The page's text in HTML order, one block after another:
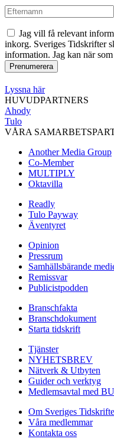
Jag vill få relevant
inkorg. Sveriges Tidskrifter
information. Jag kan när
Lyssna här
HUVUDPARTNERS
Ahody
Tulo
VÅRA
Another Media Group
Co-Member
MULTIPLY
Oktavilla
Readly
Tulo Payway
Äventyret
Opinion
Pressrum
Samhällsbärande
Remissvar
Publicistpodden
Branschfakta
Branschdokument
Starta tidskrift
Tjänster
NYHETSBREV
Nätverk & Utbyten
Guider och verktyg
Medlemsavtal med
Om Sveriges
Våra medlemmar
Kontakta oss